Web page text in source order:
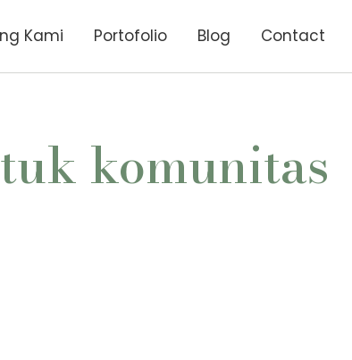
Kami Portofolio Blog Contact
komunitas